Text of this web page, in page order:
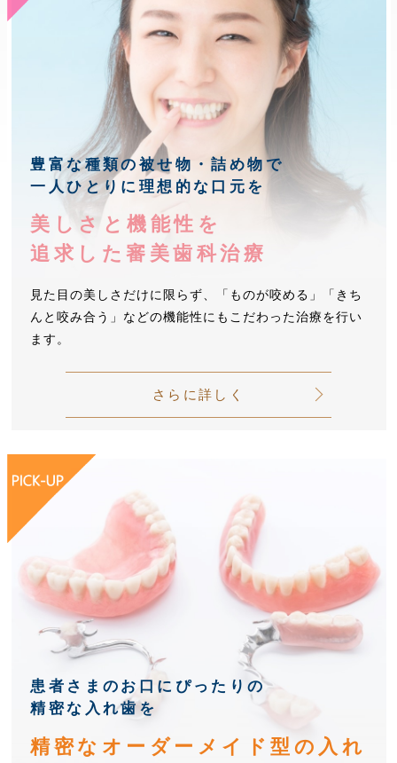
豊富な種類の被せ物・詰め物で
一人ひとりに理想的な口元を
美しさと機能性を
追求した審美歯科治療
見た目の美しさだけに限らず、「ものが咬める」「きち
んと咬み合う」などの機能性にもこだわった治療を行い
ます。
さらに詳しく
患者さまのお口にぴったりの
精密な入れ歯を
精密なオーダーメイド型の 入れ